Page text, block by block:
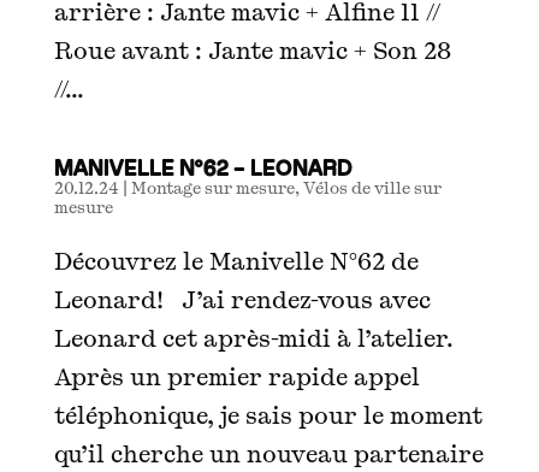
arrière : Jante mavic + Alfine 11 //
Roue avant : Jante mavic + Son 28
//...
MANIVELLE N°62 – LEONARD
20.12.24 | Montage sur mesure,Vélos de ville sur
mesure
Découvrez le Manivelle N°62 de
Leonard! J’ai rendez-vous avec
Leonard cet après-midi à l’atelier.
Après un premier rapide appel
téléphonique, je sais pour le moment
qu’il cherche un nouveau partenaire